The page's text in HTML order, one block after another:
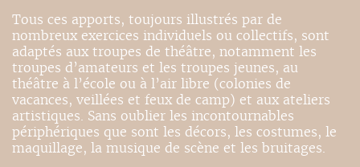
Tous ces apports, toujours illustrés par de
nombreux exercices individuels ou collectifs, sont
adaptés aux troupes de théâtre, notamment les
troupes d’amateurs et les troupes jeunes, au
théâtre à l’école ou à l’air libre (colonies de
vacances, veillées et feux de camp) et aux ateliers
artistiques. Sans oublier les incontournables
périphériques que sont les décors, les costumes, le
maquillage, la musique de scène et les bruitages.